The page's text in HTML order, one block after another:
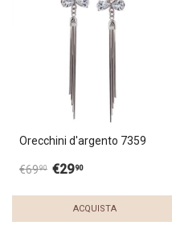
Orecchini d'argento 7359
€6990 €2990
ACQUISTA